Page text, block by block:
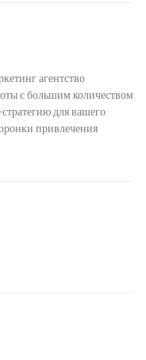
агентство
с большим количеством
для вашего
привлечения